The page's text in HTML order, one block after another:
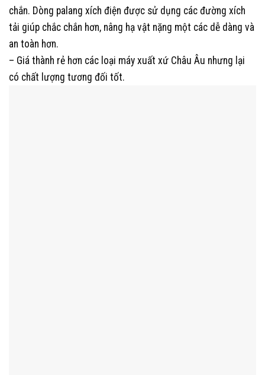
chắn. Dòng palang xích điện được sử dụng các đường xích
tải giúp chắc chắn hơn, nâng hạ vật nặng một các dễ dàng và
an toàn hơn.
– Giá thành rẻ hơn các loại máy xuất xứ Châu Âu nhưng lại
có chất lượng tương đối tốt.